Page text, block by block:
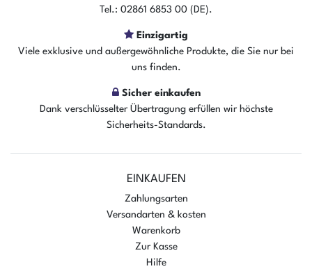
In den Warenkorb
Tel.: 02861 6853 00 (DE).
Einzigartig
Viele exklusive und außergewöhnliche Produkte, die Sie nur bei
uns finden.
Sicher einkaufen
Dank verschlüsselter Übertragung erfüllen wir höchste
Sicherheits-Standards.
EINKAUFEN
Zahlungsarten
Versandarten & kosten
Warenkorb
Zur Kasse
Hilfe